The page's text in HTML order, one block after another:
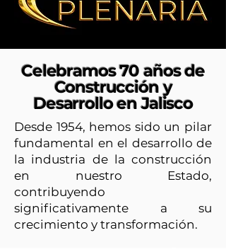
Celebramos 70 años de
Construcción y
Desarrollo en Jalisco
Desde 1954, hemos sido un pilar
fundamental en el desarrollo de
la industria de la construcción
en nuestro Estado,
contribuyendo
significativamente a su
crecimiento y transformación.